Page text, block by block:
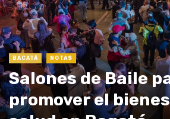
BACATÁ NOTAS
Salones de Baile
promover el